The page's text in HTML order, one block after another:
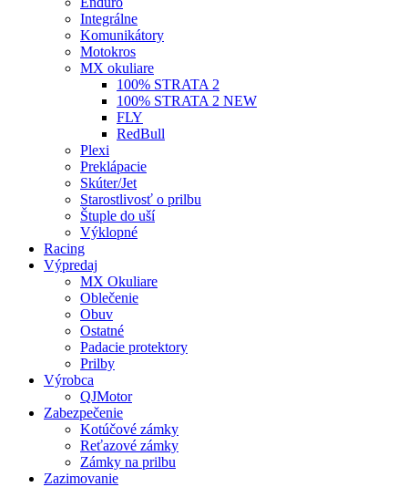
Integrálne
Komunikátory
Motokros
MX okuliare
100% STRATA 2
100% STRATA 2 NEW
FLY
RedBull
Plexi
Preklápacie
Skúter/Jet
Starostlivosť o prilbu
Štuple do uší
Výklopné
Racing
Výpredaj
MX Okuliare
Oblečenie
Obuv
Ostatné
Padacie protektory
Prilby
Výrobca
QJMotor
Zabezpečenie
Kotúčové zámky
Reťazové zámky
Zámky na prilbu
Zazimovanie